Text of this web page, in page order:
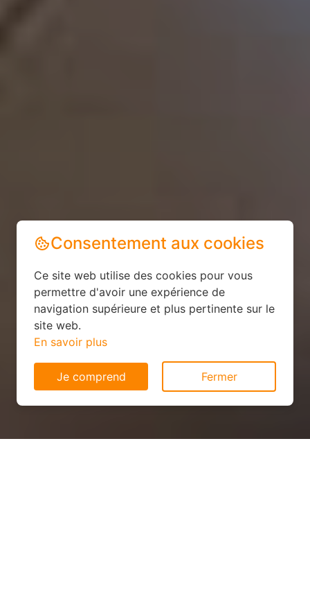
Consentement aux cookies
Ce site web utilise des cookies pour vous
permettre d'avoir une expérience de
navigation supérieure et plus pertinente sur le
site web.
En savoir plus
Je comprend Fermer